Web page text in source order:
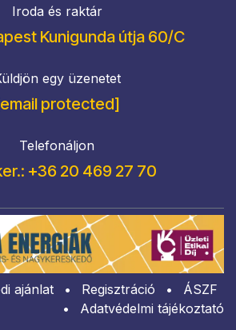
Iroda és raktár
Kunigunda útja 60/C
egy üzenetet
protected]
Telefonáljon
+36 20 469 27 70
ajánlat • Regisztráció •
​ÁSZF
•
Adatvédelmi tájékoztató